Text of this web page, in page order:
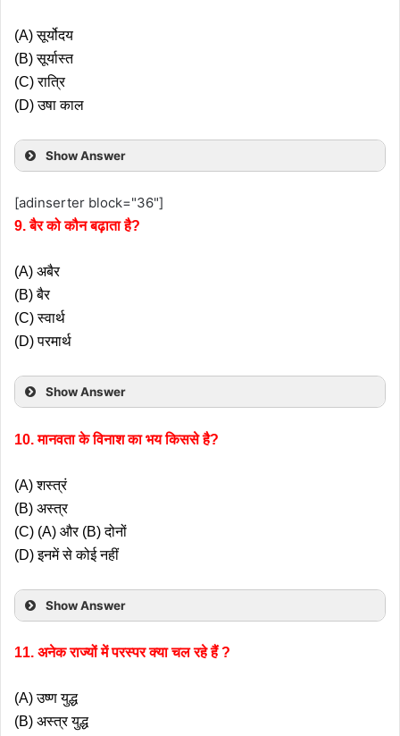
(A) सूर्योदय
(B) सूर्यास्त
(C) रात्रि
(D) उषा काल
Show Answer
[adinserter block="36"]
9. बैर को कौन बढ़ाता है?
(A) अबैर
(B) बैर
(C) स्वार्थ
(D) परमार्थ
Show Answer
10. मानवता के विनाश का भय किससे है?
(A) शस्त्रं
(B) अस्त्र
(C) (A) और (B) दोनों
(D) इनमें से कोई नहीं
Show Answer
11. अनेक राज्यों में परस्पर क्या चल रहे हैं ?
(A) उष्ण युद्ध
(B) अस्त्र युद्ध